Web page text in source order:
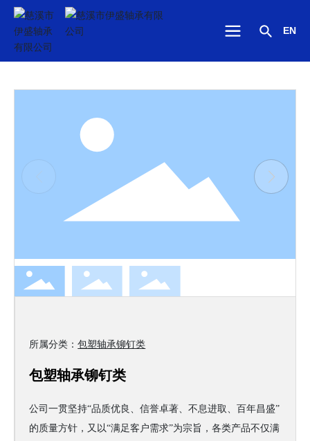
EN
首页
所属分类：包塑轴承铆钉类
包塑轴承铆钉类
公司一贯坚持“品质优良、信誉卓著、不息进取、百年昌盛”
的质量方针，又以“满足客户需求”为宗旨，各类产品不仅满